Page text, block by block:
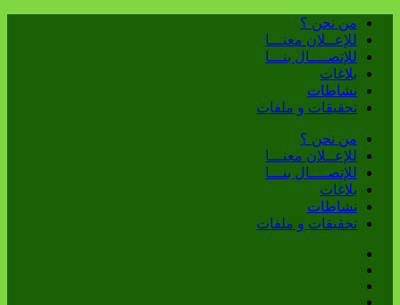
من نحن ؟
للإعــلان معنـــا
للإتصــــال بنـــا
بلاغات
نشاطات
تحقيقات و ملفات
من نحن ؟
للإعــلان معنـــا
للإتصــــال بنـــا
بلاغات
نشاطات
تحقيقات و ملفات